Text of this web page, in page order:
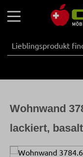
Zum Hauptinhalt
Bildergalerie
Wohnwand
lackiert,